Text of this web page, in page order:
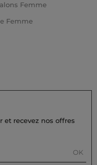
Femme
Femme
et recevez nos offres
OK